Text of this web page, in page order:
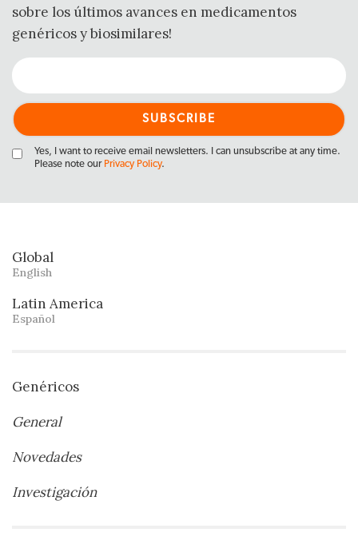
sobre los últimos avances en medicamentos
genéricos y biosimilares!
Yes, I want to receive email newsletters. I can unsubscribe at any time.
Please note our Privacy Policy.
Global
English
Latin America
Español
Genéricos
General
Novedades
Investigación